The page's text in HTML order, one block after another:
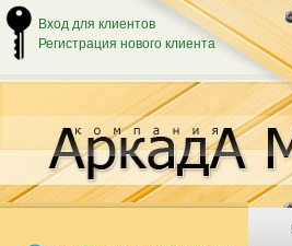
Вход для клиентов
Регистрация нового клиента